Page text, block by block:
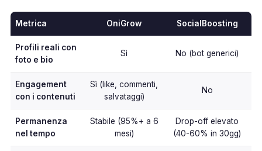
Metrica OniGrow SocialBoosting
Profili reali con
foto e bio
Sì No (bot generici)
Engagement
con i contenuti
Sì (like, commenti,
salvataggi)
No
Permanenza
nel tempo
Stabile (95%+ a 6
mesi)
Drop-off elevato
(40-60% in 30gg)